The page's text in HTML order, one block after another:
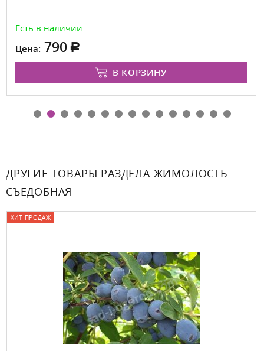
Есть в наличии
Цена: 790
В КОРЗИНУ
ДРУГИЕ ТОВАРЫ РАЗДЕЛА ЖИМОЛОСТЬ
СЪЕДОБНАЯ
ХИТ ПРОДАЖ